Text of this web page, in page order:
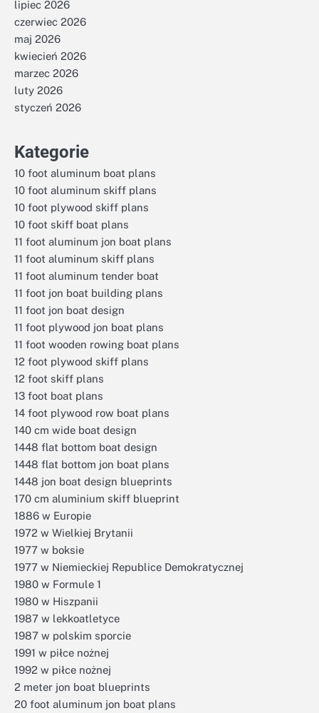
lipiec 2026
czerwiec 2026
maj 2026
kwiecień 2026
marzec 2026
luty 2026
styczeń 2026
Kategorie
10 foot aluminum boat plans
10 foot aluminum skiff plans
10 foot plywood skiff plans
10 foot skiff boat plans
11 foot aluminum jon boat plans
11 foot aluminum skiff plans
11 foot aluminum tender boat
11 foot jon boat building plans
11 foot jon boat design
11 foot plywood jon boat plans
11 foot wooden rowing boat plans
12 foot plywood skiff plans
12 foot skiff plans
13 foot boat plans
14 foot plywood row boat plans
140 cm wide boat design
1448 flat bottom boat design
1448 flat bottom jon boat plans
1448 jon boat design blueprints
170 cm aluminium skiff blueprint
1886 w Europie
1972 w Wielkiej Brytanii
1977 w boksie
1977 w Niemieckiej Republice Demokratycznej
1980 w Formule 1
1980 w Hiszpanii
1987 w lekkoatletyce
1987 w polskim sporcie
1991 w piłce nożnej
1992 w piłce nożnej
2 meter jon boat blueprints
20 foot aluminum jon boat plans